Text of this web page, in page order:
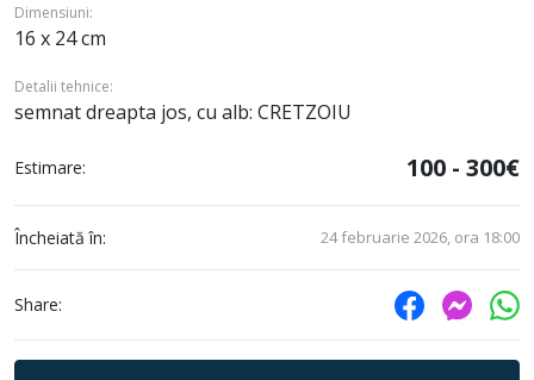
Dimensiuni:
16 x 24 cm
Detalii tehnice:
semnat dreapta jos, cu alb: CRETZOIU
Estimare: 100 - 300€
Încheiată în: 24 februarie 2026, ora 18:00
Share: